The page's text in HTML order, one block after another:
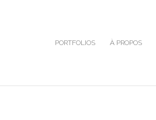
PORTFOLIOS À PROPOS